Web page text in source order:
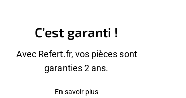
C’est garanti !
Avec Refert.fr, vos pièces sont
garanties 2 ans.
En savoir plus